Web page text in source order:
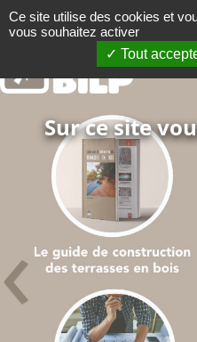
Le
TERRASSE BOIS
Sur ce site
‹
Panneau de gestion des cookies
Ce site utilise des cookies et
vous souhaitez activer
Tout